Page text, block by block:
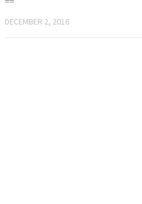
DECEMBER 2, 2016